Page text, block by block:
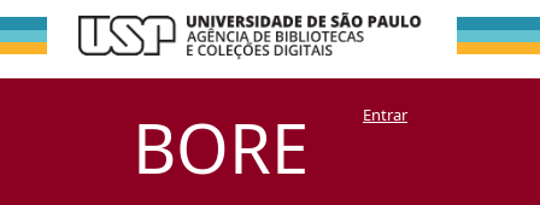
BORE
Filtrar por:
Assunto
DSpace/Manakin + CoriscoEntrar